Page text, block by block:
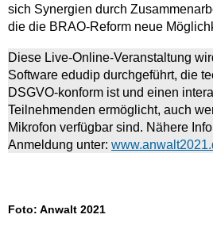
sich Synergien durch
die die BRAO-Reform neue
Diese Live-Online-Veranstaltung
Software edudip durchgeführt, die
DSGVO-konform ist und einen
Teilnehmenden ermöglicht, auch
Mikrofon verfügbar sind. Nähere
Anmeldung unter:
Foto: Anwalt 2021